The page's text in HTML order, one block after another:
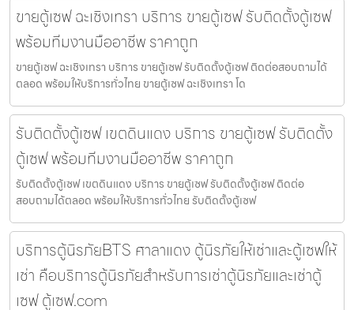
ขายตู้เซฟ ฉะเชิงเทรา บริการ ขายตู้เซฟ รับติดตั้งตู้เซฟ
พร้อมทีมงานมืออาชีพ ราคาถูก
ขายตู้เซฟ ฉะเชิงเทรา บริการ ขายตู้เซฟ รับติดตั้งตู้เซฟ ติดต่อสอบถามได้
ตลอด พร้อมให้บริการทั่วไทย ขายตู้เซฟ ฉะเชิงเทรา โด
รับติดตั้งตู้เซฟ เขตดินแดง บริการ ขายตู้เซฟ รับติดตั้ง
ตู้เซฟ พร้อมทีมงานมืออาชีพ ราคาถูก
รับติดตั้งตู้เซฟ เขตดินแดง บริการ ขายตู้เซฟ รับติดตั้งตู้เซฟ ติดต่อ
สอบถามได้ตลอด พร้อมให้บริการทั่วไทย รับติดตั้งตู้เซฟ
บริการตู้นิรภัยBTS ศาลาแดง ตู้นิรภัยให้เช่าและตู้เซฟให้
เช่า คือบริการตู้นิรภัยสำหรับการเช่าตู้นิรภัยและเช่าตู้
เซฟ ตู้เซฟ.com